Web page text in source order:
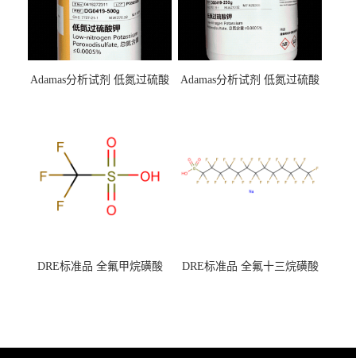
Adamas分析试剂 低氮过硫酸
（泰坦现货供应）
Adamas分析试剂 低氮过硫酸
DRE标准品 全氟甲烷磺酸
DRE标准品 全氟十三烷磺酸